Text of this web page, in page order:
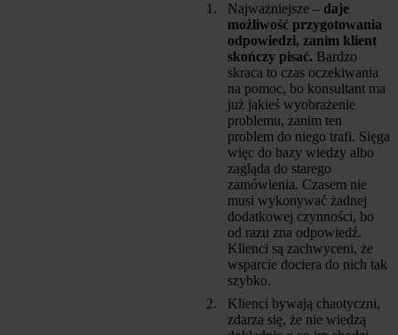
Najważniejsze – daje
możliwość przygotowania
odpowiedzi, zanim klient
skończy pisać. Bardzo
skraca to czas oczekiwania
na pomoc, bo konsultant ma
już jakieś wyobrażenie
problemu, zanim ten
problem do niego trafi. Sięga
więc do bazy wiedzy albo
zagląda do starego
zamówienia. Czasem nie
musi wykonywać żadnej
dodatkowej czynności, bo
od razu zna odpowiedź.
Klienci są zachwyceni, że
wsparcie dociera do nich tak
szybko.
Klienci bywają chaotyczni,
zdarza się, że nie wiedzą